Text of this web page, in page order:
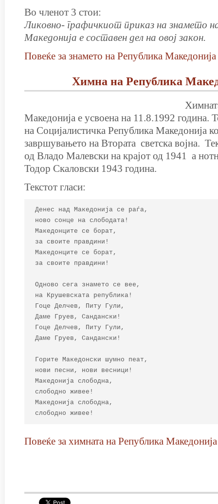
Во членот 3 стои:
Ликовно- графичкиот приказ на знамето
Македонија е составен дел на овој закон.
Повеќе за знамето на Република Македонија
Химна на Република
Македонија е усвоена на 11.8.1992 година.
на Социјалистичка Република Македонија
завршувањето на Втората светска војна.
од Владо Малевски на крајот од 1941 а
Тодор Скаловски 1943 година.
Текстот гласи:
Денес над Македонија се раѓа,
ново сонце на слободата!
Македонците се борат,
за своите правдини!
Македонците се борат,
за своите правдини!
Одново сега знамето се вее,
на Крушевската република!
Гоце Делчев, Питу Гули,
Даме Груев, Сандански!
Гоце Делчев, Питу Гули,
Даме Груев, Сандански!
Горите Македонски шумно пеат,
нови песни, нови весници!
Македонија слободна,
слободнo живее!
Македонија слободна,
слободнo живее!
Повеќе за химната на Република Македонија